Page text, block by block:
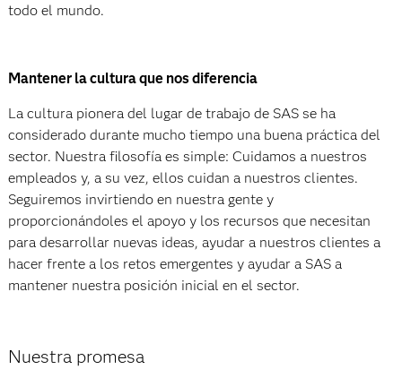
todo el mundo.
Mantener la cultura que nos diferencia
La cultura pionera del lugar de trabajo de SAS se ha
considerado durante mucho tiempo una buena práctica del
sector. Nuestra filosofía es simple: Cuidamos a nuestros
empleados y, a su vez, ellos cuidan a nuestros clientes.
Seguiremos invirtiendo en nuestra gente y
proporcionándoles el apoyo y los recursos que necesitan
para desarrollar nuevas ideas, ayudar a nuestros clientes a
hacer frente a los retos emergentes y ayudar a SAS a
mantener nuestra posición inicial en el sector.
Nuestra promesa